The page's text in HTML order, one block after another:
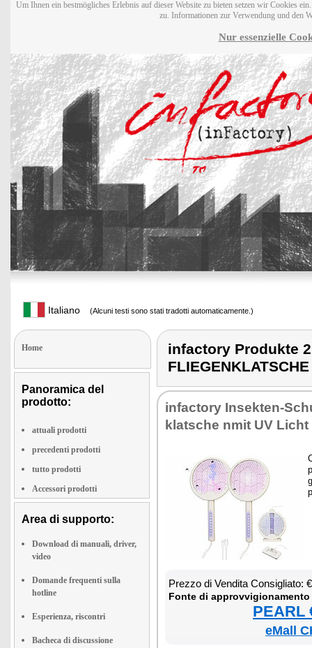
Um Ihnen ein bestmögliches Erlebnis auf dieser Website zu bieten setzen wir Cookies
zu. Informationen zur Verwendung und den
Nur essenzielle
Italiano (Alcuni testi sono stati tradotti automaticamente.)
Home
Panoramica del
prodotto:
attuali prodotti
precedenti prodotti
tutto prodotti
Accessori prodotti
Area di supporto:
Download di manuali, driver,
video
Domande frequenti sulla
hotline
Esperienza, riscontri
Bacheca di discussione
infactory Produkte
FLIEGENKLATSCHE
in­fac­to­ry In­sek­ten-
kla­tsche nmit UV Li­cht
Prez­zo di Ven­di­ta Con­si­glia­to:
Fon­te di
PEARL
eMall